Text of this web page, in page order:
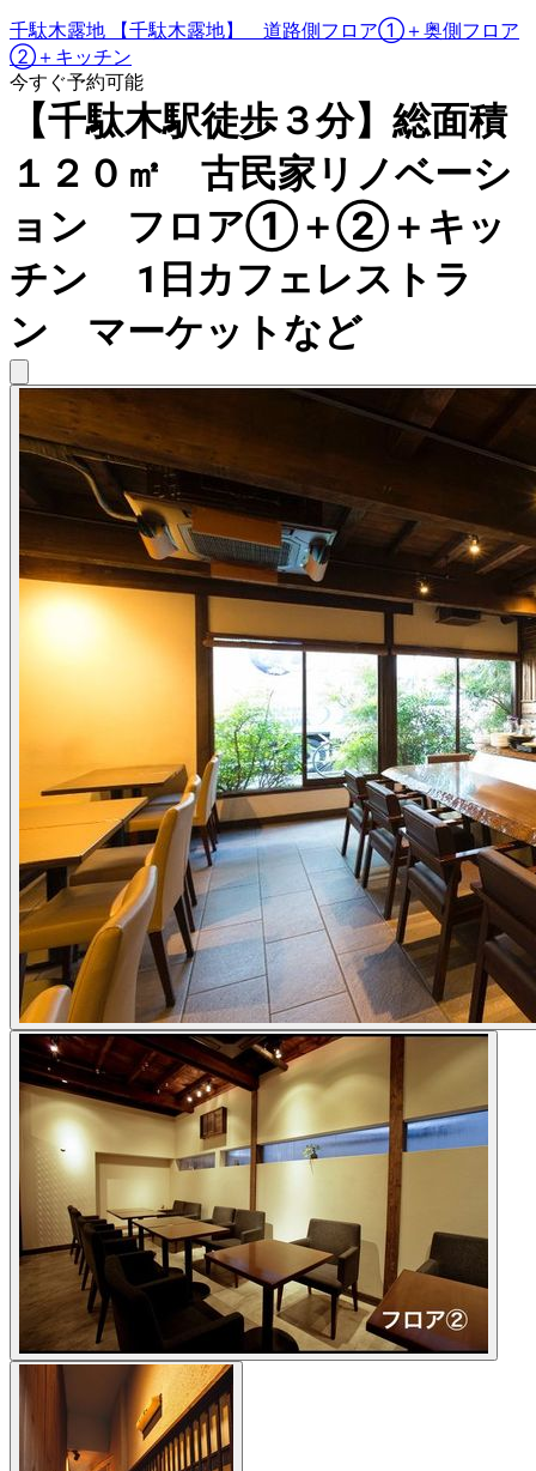
千駄木露地 【千駄木露地】 道路側フロア①＋奥側フロア
②＋キッチン
今すぐ予約可能
【千駄木駅徒歩３分】総面積
１２０㎡ 古民家リノベーシ
ョン フロア①＋②＋キッ
チン 1日カフェレストラ
ン マーケットなど